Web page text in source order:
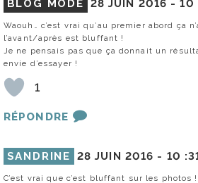
BLOG MODE 28 JUIN 2016 -10
Waouh… c’est vrai qu’au premier abord ça
l’avant/après est bluffant !
Je ne pensais pas que ça donnait un
envie d’essayer !
1
RÉPONDRE
SANDRINE 28 JUIN 2016 - 10
C’est vrai que c’est bluffant sur les photos